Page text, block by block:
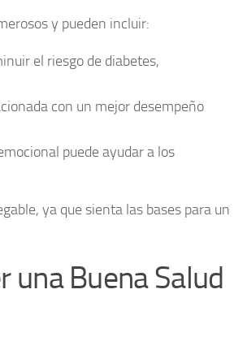
y pueden incluir:
el riesgo de diabetes,
con un mejor desempeño
puede ayudar a los
ya que sienta las bases para un
una Buena Salud